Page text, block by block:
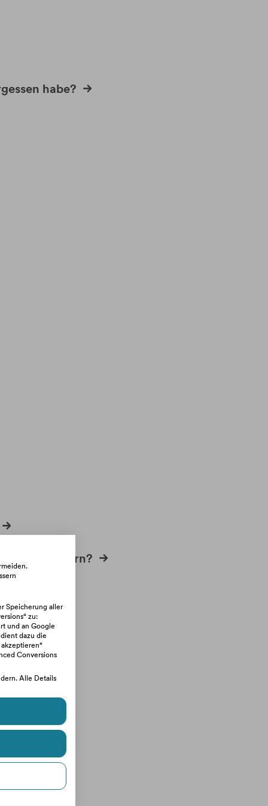
habe?
anfordern?
Speicherung aller
zu:
und an Google
dazu die
Conversions
Alle Details